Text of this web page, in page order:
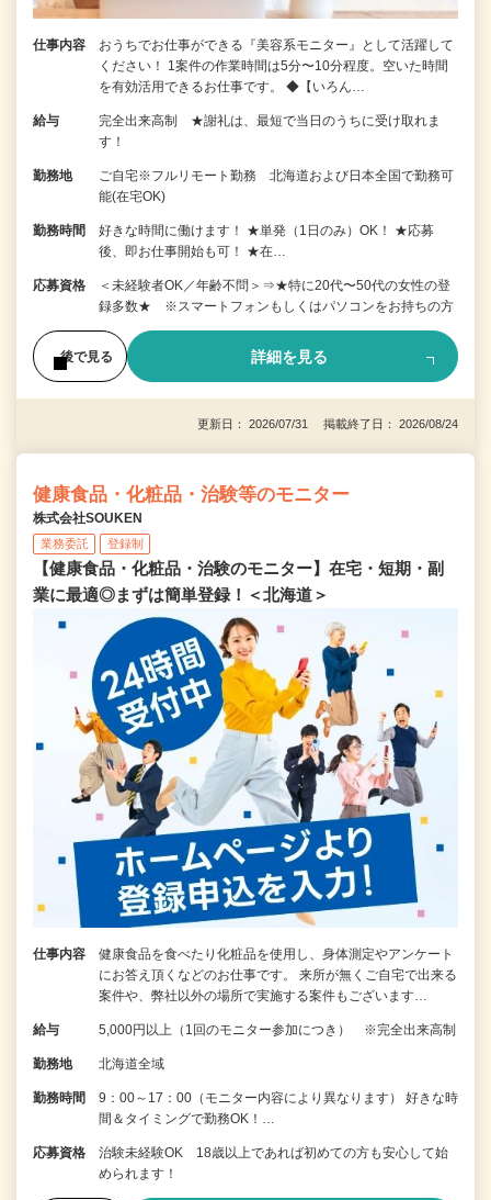
仕事内容
おうちでお仕事ができる『美容系モニター』として活躍して
ください！ 1案件の作業時間は5分〜10分程度。空いた時間
を有効活用できるお仕事です。 ◆【いろん…
給与
完全出来高制 ★謝礼は、最短で当日のうちに受け取れま
す！
勤務地
ご自宅※フルリモート勤務 北海道および日本全国で勤務可
能(在宅OK)
勤務時間
好きな時間に働けます！ ★単発（1日のみ）OK！ ★応募
後、即お仕事開始も可！ ★在…
応募資格
＜未経験者OK／年齢不問＞⇒★特に20代〜50代の女性の登
録多数★ ※スマートフォンもしくはパソコンをお持ちの方
後で見る 詳細を見る
更新日： 2026/07/31 掲載終了日： 2026/08/24
健康食品・化粧品・治験等のモニター
株式会社SOUKEN
業務委託 登録制
【健康食品・化粧品・治験のモニター】在宅・短期・副
業に最適◎まずは簡単登録！＜北海道＞
仕事内容
健康食品を食べたり化粧品を使用し、身体測定やアンケート
にお答え頂くなどのお仕事です。 来所が無くご自宅で出来る
案件や、弊社以外の場所で実施する案件もございます…
給与 5,000円以上（1回のモニター参加につき） ※完全出来高制
勤務地 北海道全域
勤務時間
9：00～17：00（モニター内容により異なります） 好きな時
間＆タイミングで勤務OK！…
応募資格
治験未経験OK 18歳以上であれば初めての方も安心して始
められます！